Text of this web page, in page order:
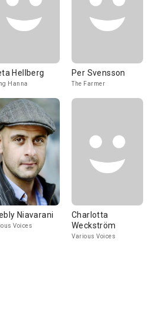
Hellberg
Hanna
Per Svensson
The Farmer
Niavarani
Voices
Charlotta
Weckström
Various Voices